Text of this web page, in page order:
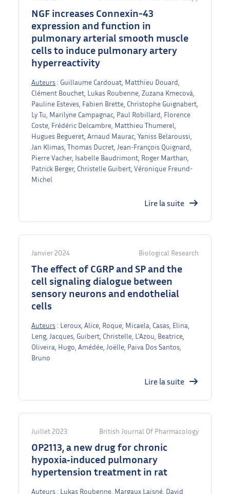
NGF increases Connexin-43
expression and function in
pulmonary arterial smooth muscle
cells to induce pulmonary artery
hyperreactivity
Auteurs : Guillaume Cardouat, Matthieu Douard,
Clément Bouchet, Lukas Roubenne, Zuzana Kmecová,
Pauline Esteves, Fabien Brette, Christophe Guignabert,
Ly Tu, Marilyne Campagnac, Paul Robillard, Florence
Coste, Frédéric Delcambre, Matthieu Thumerel,
Hugues Begueret, Arnaud Maurac, Yaniss Belaroussi,
Jan Klimas, Thomas Ducret, Jean-François Quignard,
Pierre Vacher, Isabelle Baudrimont, Roger Marthan,
Patrick Berger, Christelle Guibert, Véronique Freund-
Michel
Lire la suite
Janvier 2024 Biological Research
The effect of CGRP and SP and the
cell signaling dialogue between
sensory neurons and endothelial
cells
Auteurs : Leroux, Alice, Roque, Micaela, Casas, Elina,
Leng, Jacques, Guibert, Christelle, L'Azou, Beatrice,
Oliveira, Hugo, Amédée, Joëlle, Paiva Dos Santos,
Bruno
Lire la suite
Juillet 2023 British Journal Of Pharmacology
OP2113, a new drug for chronic
hypoxia‐induced pulmonary
hypertension treatment in rat
Auteurs : Lukas Roubenne, Margaux Laisné, David